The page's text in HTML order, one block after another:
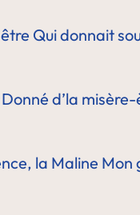
Qui donnait
Donné d’la
la Maline Mon